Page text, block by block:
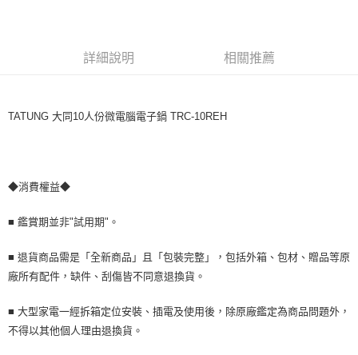
詳細說明 相關推薦
TATUNG 大同10人份微電腦電子鍋 TRC-10REH
◆消費權益◆
■ 鑑賞期並非"試用期"。
■ 退貨商品需是「全新商品」且「包裝完整」，包括外箱、包材、贈品等原
廠所有配件，缺件、刮傷皆不同意退換貨。
■ 大型家電一經拆箱定位安裝、插電及使用後，除原廠鑑定為商品問題外，
不得以其他個人理由退換貨。